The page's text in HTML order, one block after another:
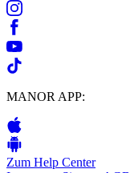
MANOR APP:
Zum Help Center